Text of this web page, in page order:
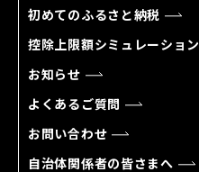
初めてのふるさと納税
控除上限額シミュレーション
お知らせ
よくあるご質問
お問い合わせ
自治体関係者の皆さまへ